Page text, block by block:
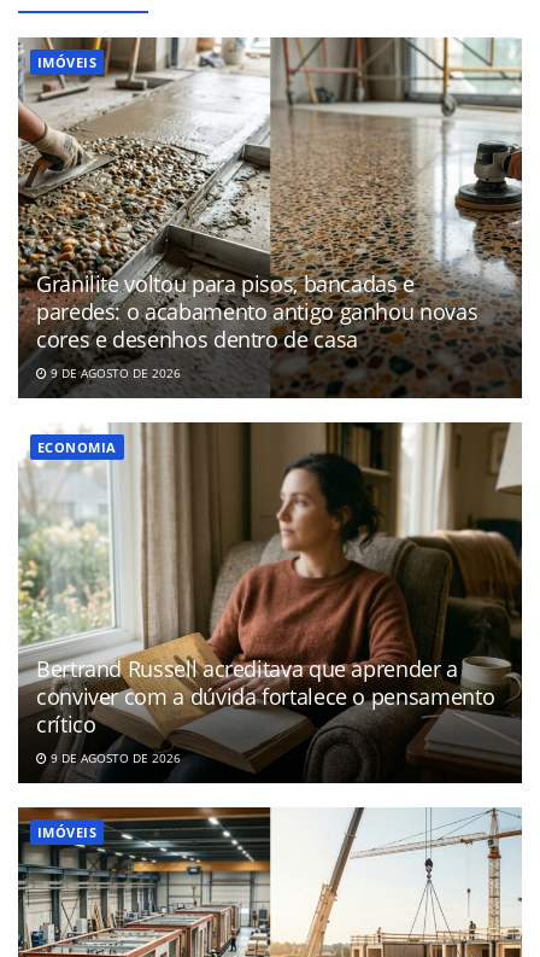
IMÓVEIS
Granilite voltou para pisos, bancadas e
paredes: o acabamento antigo ganhou novas
cores e desenhos dentro de casa
9 DE AGOSTO DE 2026
ECONOMIA
Bertrand Russell acreditava que aprender a
conviver com a dúvida fortalece o pensamento
crítico
9 DE AGOSTO DE 2026
IMÓVEIS